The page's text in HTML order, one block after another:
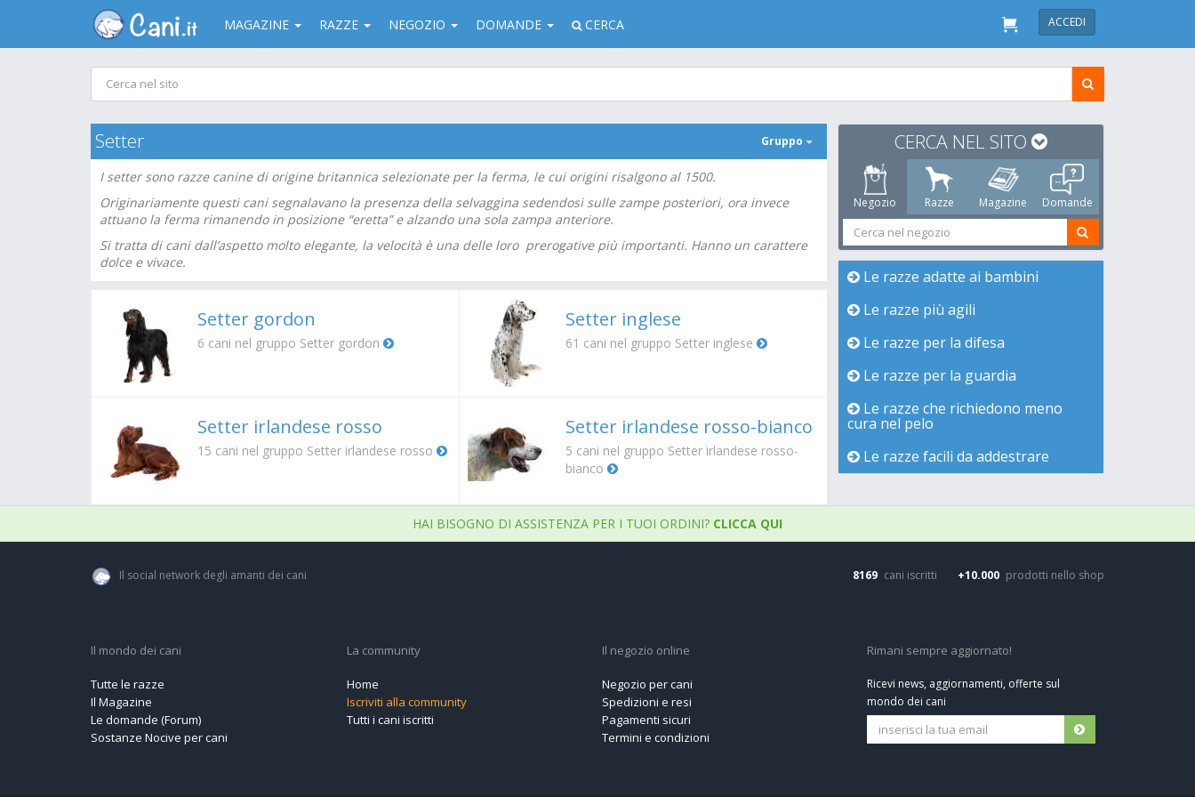
MAGAZINE RAZZE NEGOZIO DOMANDE CERCA ACCEDI
Setter Gruppo
I setter sono razze canine di origine britannica selezionate per la ferma, le cui origini risalgono al 1500.
Originariamente questi cani segnalavano la presenza della selvaggina sedendosi sulle zampe posteriori, ora invece
attuano la ferma rimanendo in posizione “eretta” e alzando una sola zampa anteriore.
Si tratta di cani dall’aspetto molto elegante, la velocità è una delle loro prerogative più importanti. Hanno un carattere
dolce e vivace.
Setter gordon
6 cani nel gruppo Setter gordon
Setter inglese
61 cani nel gruppo Setter inglese
Setter irlandese rosso
15 cani nel gruppo Setter irlandese rosso
Setter irlandese rosso-bianco
5 cani nel gruppo Setter irlandese rosso-
bianco
CERCA NEL SITO
Negozio Razze Magazine Domande
Le razze adatte ai bambini
Le razze più agili
Le razze per la difesa
Le razze per la guardia
Le razze che richiedono meno
cura nel pelo
Le razze facili da addestrare
HAI BISOGNO DI ASSISTENZA PER I TUOI ORDINI? CLICCA QUI
Il social network degli amanti dei cani 8169 cani iscritti +10.000 prodotti nello shop
Il mondo dei cani
Tutte le razze
Il Magazine
Le domande (Forum)
Sostanze Nocive per cani
La community
Home
Iscriviti alla community
Tutti i cani iscritti
Il negozio online
Negozio per cani
Spedizioni e resi
Pagamenti sicuri
Termini e condizioni
Rimani sempre aggiornato!
Ricevi news, aggiornamenti, offerte sul
mondo dei cani